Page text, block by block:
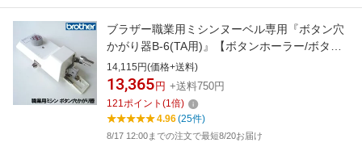
ブラザー職業用ミシンヌーベル専用『ボタン穴
かがり器B-6(TA用)』【ボタンホーラー/ボタン
ホール】B6-TAb6ta
14,115円(価格+送料)
13,365 円 +送料750円
121ポイント (1倍)
4.96(25件)
8/17 12:00までの注文で最短8/20お届け